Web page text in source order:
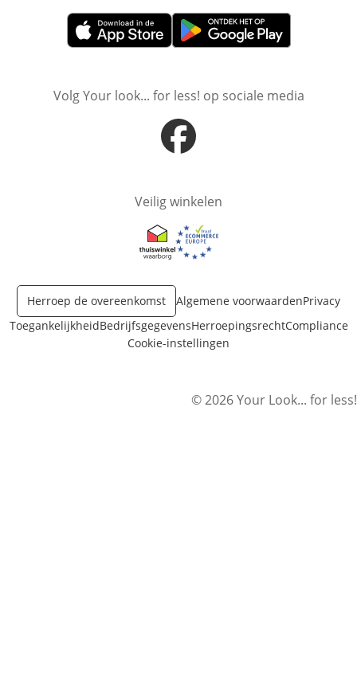
Opent in nieuw vensterOpent in nieuw venster
Volg Your look... for less! op sociale media
Opent in nieuw venster
Veilig winkelen
Opent in nieuw venster
Opent in nieuw venster
Herroep de overeenkomst Algemene voorwaardenPrivacy
ToegankelijkheidBedrijfsgegevensHerroepingsrechtCompliance
Cookie-instellingen
© 2026 Your Look... for less!